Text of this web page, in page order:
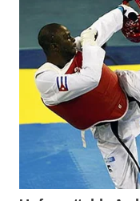
MANDALIKA
WN
LIKUPANG
LABUANBAJO
WN